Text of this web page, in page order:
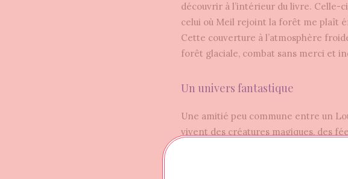
découvrir à l’intérieur du livre. Celle-
celui où Meil rejoint la forêt me plaît
Cette couverture à l’atmosphère
forêt glaciale, combat sans merci et
Un univers fantastique
Une amitié peu commune entre un
vivent des créatures magiques, des
et les côtoient sans que ceux-ci en